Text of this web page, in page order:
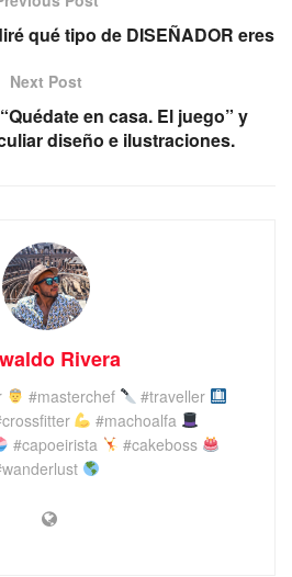
qué tipo de DISEÑADOR eres
Next Post
en casa. El juego” y
diseño e ilustraciones.
Rivera
#masterchef
#traveller
#machoalfa
#capoeirista
#cakeboss